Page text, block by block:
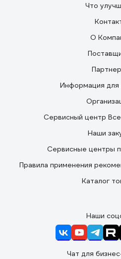
Что
О
Информация для
Сервисный центр
Наши
Сервисные центры
Правила применения
Каталог
Наши
Чат для